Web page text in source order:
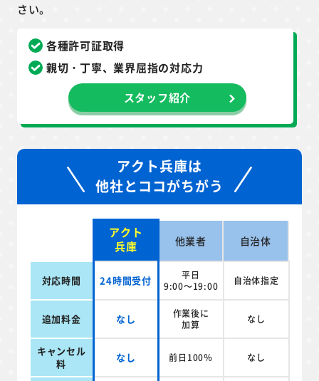
さい。
各種許可証取得
親切・丁寧、業界屈指の対応力
スタッフ紹介
アクト兵庫は
他社とココがちがう
アクト
兵庫
他業者 自治体
対応時間 24時間受付
平日
9:00～19:00
自治体指定
追加料金 なし
作業後に
加算
なし
キャンセル
料
なし 前日100％ なし